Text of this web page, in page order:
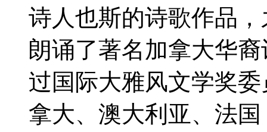
诗人也斯的诗歌作品
朗诵了著名加拿大华
过国际大雅风文学奖
拿大、澳大利亚、法